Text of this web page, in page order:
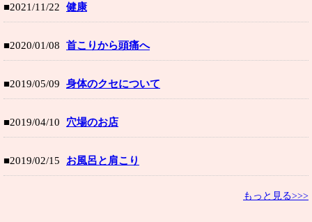
■2021/11/22 健康
■2020/01/08 首こりから頭痛へ
■2019/05/09 身体のクセについて
■2019/04/10 穴場のお店
■2019/02/15 お風呂と肩こり
もっと見る>>>